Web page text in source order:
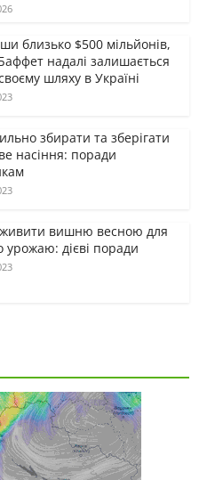
близько $500 мільйонів,
надалі залишається
шляху в Україні
збирати та зберігати
насіння: поради
вишню весною для
урожаю: дієві поради